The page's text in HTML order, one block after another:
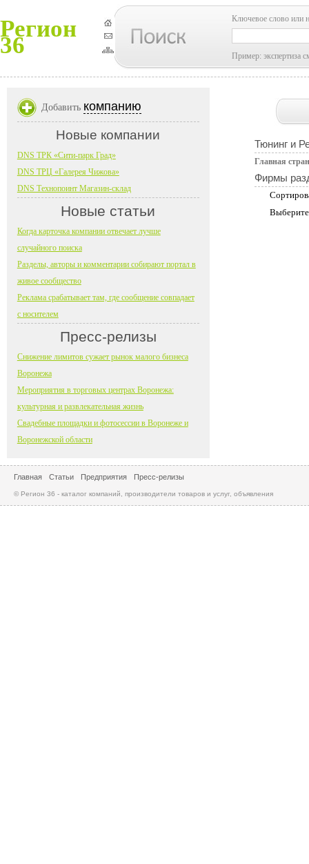
Регион
36
Ключевое слово или
Пример: экспертиза
Тюнинг и
Главная
Фирмы
Добавить компанию
Новые компании
DNS ТРК «Сити-парк Град»
DNS ТРЦ «Галерея Чижова»
DNS Технопоинт Магазин-склад
Новые статьи
Когда карточка компании отвечает лучше
случайного поиска
Разделы, авторы и комментарии собирают портал в
живое сообщество
Реклама срабатывает там, где сообщение совпадает
с носителем
Пресс-релизы
Снижение лимитов сужает рынок малого бизнеса
Воронежа
Мероприятия в торговых центрах Воронежа:
культурная и развлекательная жизнь
Свадебные площадки и фотосессии в Воронеже и
Воронежской области
Главная Статьи Предприятия Пресс-релизы
© Регион 36 - каталог компаний, производители товаров и услуг, объявления